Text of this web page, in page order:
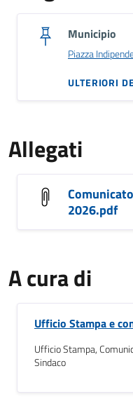
Municipio
Piazza
ULTERIORI
Allegati
2026.pdf
A cura di
Ufficio Stampa e
Ufficio Stampa,
Sindaco